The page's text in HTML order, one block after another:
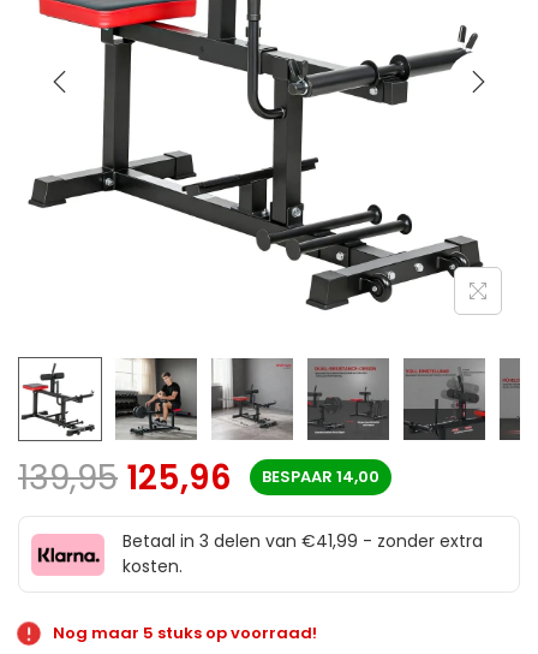
139,95 125,96 BESPAAR 14,00
Betaal in 3 delen van €41,99 - zonder extra
kosten.
Nog maar 5 stuks op voorraad!